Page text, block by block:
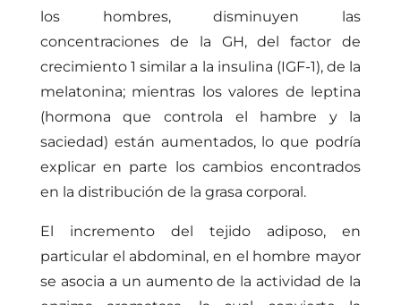
los hombres, disminuyen las
concentraciones de la GH, del factor de
crecimiento 1 similar a la insulina (IGF-1), de la
melatonina; mientras los valores de leptina
(hormona que controla el hambre y la
saciedad) están aumentados, lo que podría
explicar en parte los cambios encontrados
en la distribución de la grasa corporal.
El incremento del tejido adiposo, en
particular el abdominal, en el hombre mayor
se asocia a un aumento de la actividad de la